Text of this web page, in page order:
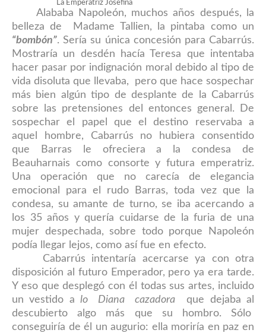
La Emperatriz Josefina
Alababa Napoleón, muchos años después, la
belleza de Madame Tallien, la pintaba como un
“bombón”. Sería su única concesión para Cabarrús.
Mostraría un desdén hacía Teresa que intentaba
hacer pasar por indignación moral debido al tipo de
vida disoluta que llevaba, pero que hace sospechar
más bien algún tipo de desplante de la Cabarrús
sobre las pretensiones del entonces general. De
sospechar el papel que el destino reservaba a
aquel hombre, Cabarrús no hubiera consentido
que Barras le ofreciera a la condesa de
Beauharnais como consorte y futura emperatriz.
Una operación que no carecía de elegancia
emocional para el rudo Barras, toda vez que la
condesa, su amante de turno, se iba acercando a
los 35 años y quería cuidarse de la furia de una
mujer despechada, sobre todo porque Napoleón
podía llegar lejos, como así fue en efecto.
Cabarrús intentaría acercarse ya con otra
disposición al futuro Emperador, pero ya era tarde.
Y eso que desplegó con él todas sus artes, incluido
un vestido alo Diana cazadora que dejaba al
descubierto algo más que su hombro. Sólo
conseguiría de él un augurio: ella moriría en paz en